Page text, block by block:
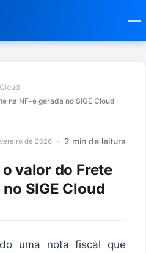
na NF-e gerada no SIGE Cloud
de 2026
2 min de leitura
valor do Frete
SIGE Cloud
uma nota fiscal que